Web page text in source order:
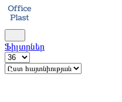
Ֆիլտրներ